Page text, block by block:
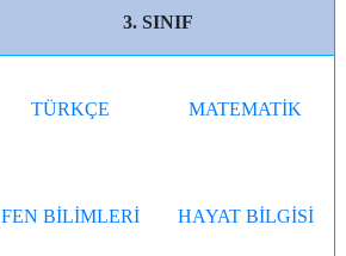
3. SINIF
TÜRKÇE MATEMATİK
FEN BİLİMLERİ HAYAT BİLGİSİ